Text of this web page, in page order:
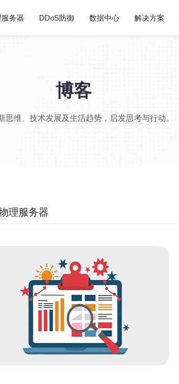
务器 DDoS防御 数据中心 解决方案
博客
思维、技术发展及生活趋势，启发思考与行动。
理服务器